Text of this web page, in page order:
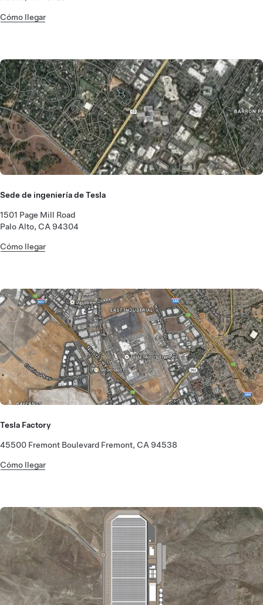
Cómo llegar
Sede de ingeniería de Tesla
1501 Page Mill Road
Palo Alto, CA 94304
Cómo llegar
Tesla Factory
45500 Fremont Boulevard Fremont, CA 94538
Cómo llegar